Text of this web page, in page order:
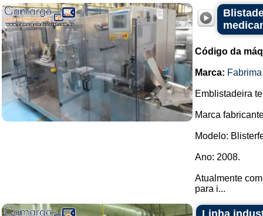
Código da
Marca: Fabrima
Emblistadeira
Marca
Modelo:
Ano: 2008.
Atualmente
para i...
Linha